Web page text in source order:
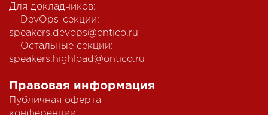
Для докладчиков:
— DevOps-секции:
speakers.devops@ontico.ru
— Остальные секции:
speakers.highload@ontico.ru
Правовая информация
Публичная оферта